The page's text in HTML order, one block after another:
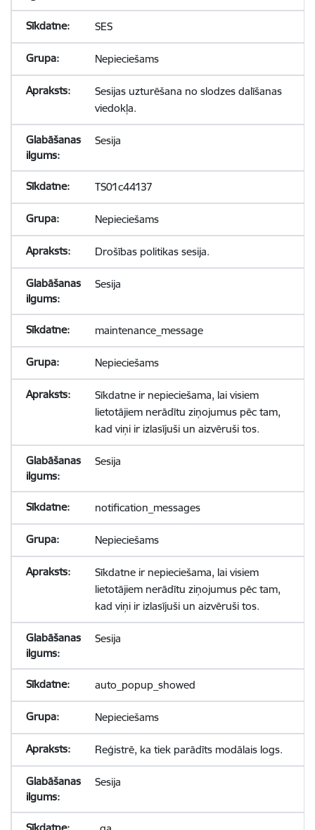
SES
Nepieciešams
Sesijas uzturēšana no slodzes dalīšanas
viedokļa.
Sesija
TS01c44137
Nepieciešams
Drošības politikas sesija.
Sesija
maintenance_message
Nepieciešams
Sīkdatne ir nepieciešama, lai visiem
lietotājiem nerādītu ziņojumus pēc tam,
kad viņi ir izlasījuši un aizvēruši tos.
Sesija
notification_messages
Nepieciešams
Sīkdatne ir nepieciešama, lai visiem
lietotājiem nerādītu ziņojumus pēc tam,
kad viņi ir izlasījuši un aizvēruši tos.
Sesija
auto_popup_showed
Nepieciešams
Reģistrē, ka tiek parādīts modālais logs.
Sesija